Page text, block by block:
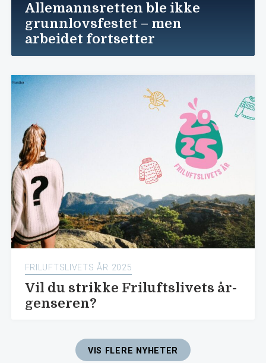
Allemannsretten ble ikke
grunnlovsfestet – men
arbeidet fortsetter
FRILUFTSLIVETS ÅR 2025
Vil du strikke Friluftslivets år-
genseren?
VIS FLERE NYHETER